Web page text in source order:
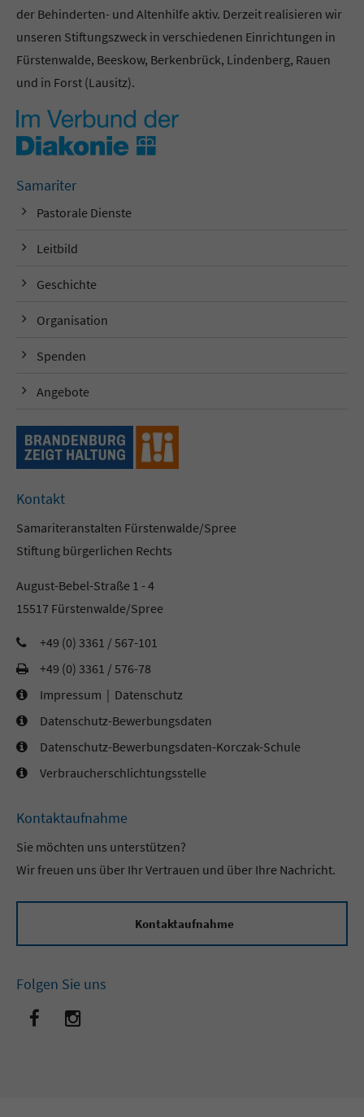
der Behinderten- und Altenhilfe aktiv. Derzeit realisieren wir
unseren Stiftungszweck in verschiedenen Einrichtungen in
Fürstenwalde, Beeskow, Berkenbrück, Lindenberg, Rauen
und in Forst (Lausitz).
Samariter
Pastorale Dienste
Leitbild
Geschichte
Organisation
Spenden
Angebote
Kontakt
Samariteranstalten Fürstenwalde/Spree
Stiftung bürgerlichen Rechts
August-Bebel-Straße 1 - 4
15517 Fürstenwalde/Spree
+49 (0) 3361 / 567-101
+49 (0) 3361 / 576-78
Impressum | Datenschutz
Datenschutz-Bewerbungsdaten
Datenschutz-Bewerbungsdaten-Korczak-Schule
Verbraucherschlichtungsstelle
Kontaktaufnahme
Sie möchten uns unterstützen?
Wir freuen uns über Ihr Vertrauen und über Ihre Nachricht.
Kontaktaufnahme
Folgen Sie uns